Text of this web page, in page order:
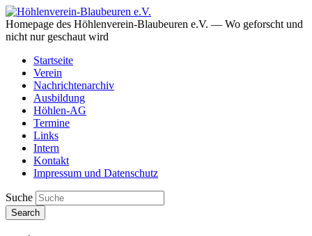
Homepage des Höhlenverein-Blaubeuren e.V. — Wo geforscht und
nicht nur geschaut wird
Startseite
Verein
Nachrichtenarchiv
Ausbildung
Höhlen-AG
Termine
Links
Intern
Kontakt
Impressum und Datenschutz
Suche
Search